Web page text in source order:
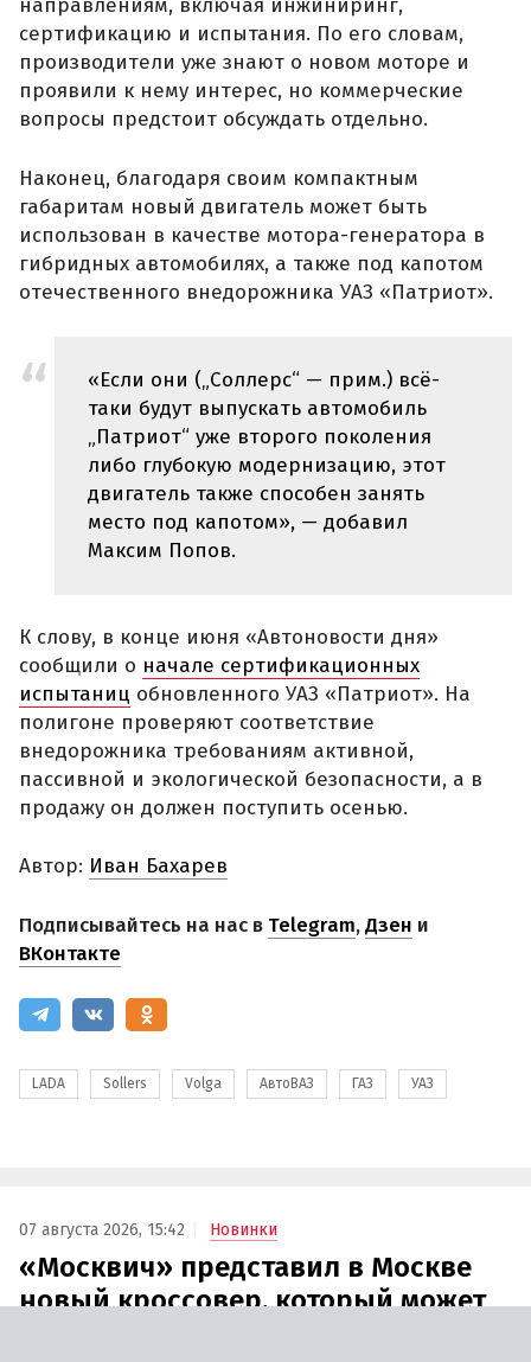
направлениям, включая инжиниринг,
сертификацию и испытания. По его словам,
производители уже знают о новом моторе и
проявили к нему интерес, но коммерческие
вопросы предстоит обсуждать отдельно.
Наконец, благодаря своим компактным
габаритам новый двигатель может быть
использован в качестве мотора-генератора в
гибридных автомобилях, а также под капотом
отечественного внедорожника УАЗ «Патриот».
«Если они („Соллерс“ — прим.) всё-
таки будут выпускать автомобиль
„Патриот“ уже второго поколения
либо глубокую модернизацию, этот
двигатель также способен занять
место под капотом», — добавил
Максим Попов.
К слову, в конце июня «Автоновости дня»
сообщили о начале сертификационных
испытаниц обновленного УАЗ «Патриот». На
полигоне проверяют соответствие
внедорожника требованиям активной,
пассивной и экологической безопасности, а в
продажу он должен поступить осенью.
Автор: Иван Бахарев
Подписывайтесь на нас в Telegram,Дзен и
ВКонтакте
LADA Sollers Volga АвтоВАЗ ГАЗ УАЗ
07 августа 2026, 15:42 Новинки
«Москвич» представил в Москве
новый кроссовер, который может